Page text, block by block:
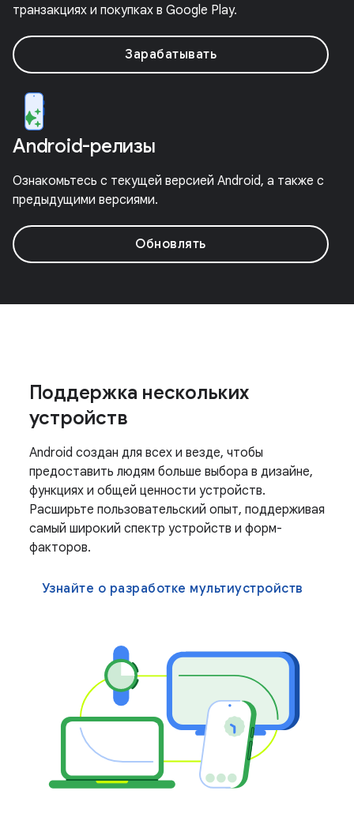
транзакциях и покупках в Google Play.
Зарабатывать
Android-релизы
Ознакомьтесь с текущей версией Android, а также с
предыдущими версиями.
Обновлять
Поддержка нескольких
устройств
Android создан для всех и везде, чтобы
предоставить людям больше выбора в дизайне,
функциях и общей ценности устройств.
Расширьте пользовательский опыт, поддерживая
самый широкий спектр устройств и форм-
факторов.
Узнайте о разработке мультиустройств